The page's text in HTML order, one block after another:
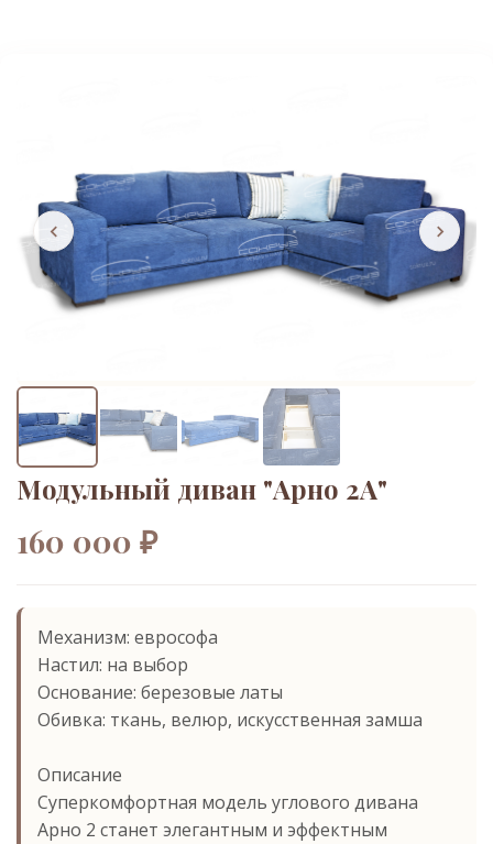
Модульный диван "Арно 2А"
160 000 ₽
Механизм: еврософа
Настил: на выбор
Основание: березовые латы
Обивка: ткань, велюр, искусственная замша
Описание
Суперкомфортная модель углового дивана
Арно 2 станет элегантным и эффектным